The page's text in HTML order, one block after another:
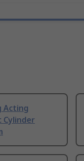
Acting
Cylinder